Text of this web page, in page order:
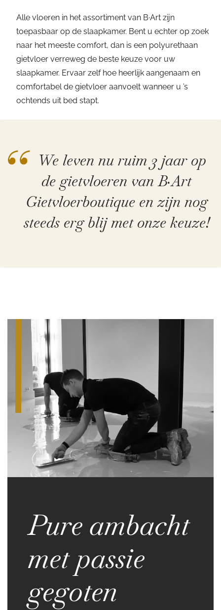
Alle vloeren in het assortiment van B·Art zijn
toepasbaar op de slaapkamer. Bent u echter op zoek
naar het meeste comfort, dan is een polyurethaan
gietvloer verreweg de beste keuze voor uw
slaapkamer. Ervaar zelf hoe heerlijk aangenaam en
comfortabel de gietvloer aanvoelt wanneer u ’s
ochtends uit bed stapt.
We leven nu ruim 3 jaar op
de gietvloeren van B·Art
Gietvloerboutique en zijn nog
steeds erg blij met onze keuze!
Pure ambacht
met passie
gegoten